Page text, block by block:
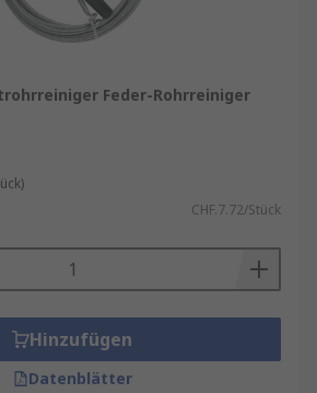
Feder-Rohrreiniger
CHF.7.72/Stück
Hinzufügen
Datenblätter